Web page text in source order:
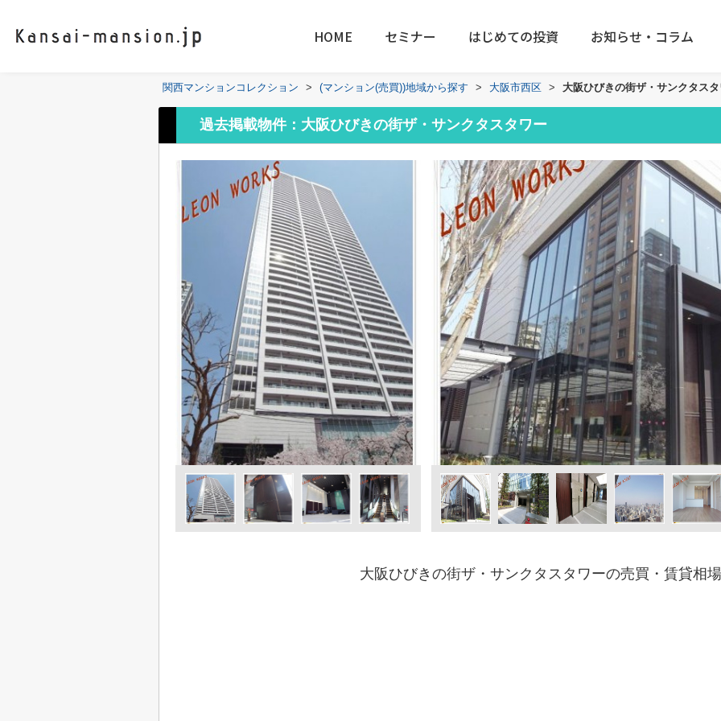
HOME セミナー はじめての投資 お知らせ・コラム
関西マンションコレクション > (マンション(売買))地域から探す > 大阪市西区 > 大阪ひびきの街ザ・サンクタス
過去掲載物件：大阪ひびきの街ザ・サンクタスタワー
大阪ひびきの街ザ・サンクタスタワーの売買・賃貸相場